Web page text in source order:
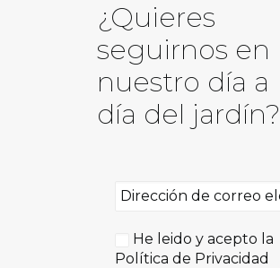
¿Quieres
seguirnos en
nuestro día a
día del jardín?
He leido y acepto la
Política de Privacidad